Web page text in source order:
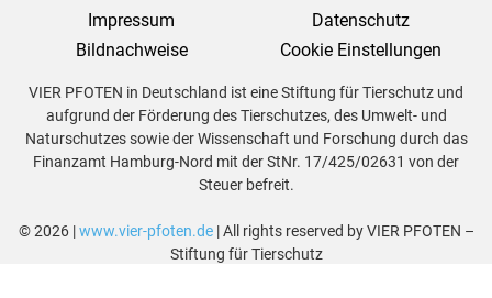
Impressum
Datenschutz
Bildnachweise
Cookie Einstellungen
VIER PFOTEN in Deutschland ist eine Stiftung für Tierschutz und
aufgrund der Förderung des Tierschutzes, des Umwelt- und
Naturschutzes sowie der Wissenschaft und Forschung durch das
Finanzamt Hamburg-Nord mit der StNr. 17/425/02631 von der
Steuer befreit.
© 2026 |www.vier-pfoten.de| All rights reserved by VIER PFOTEN –
Stiftung für Tierschutz